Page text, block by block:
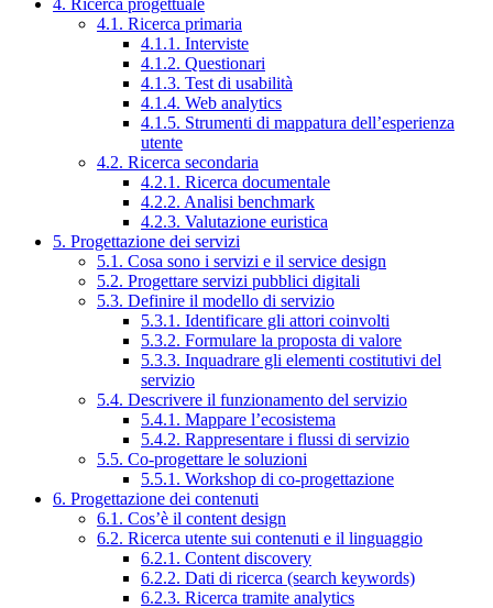
4. Ricerca progettuale
4.1. Ricerca primaria
4.1.1. Interviste
4.1.2. Questionari
4.1.3. Test di usabilità
4.1.4. Web analytics
4.1.5. Strumenti di mappatura dell’esperienza
utente
4.2. Ricerca secondaria
4.2.1. Ricerca documentale
4.2.2. Analisi benchmark
4.2.3. Valutazione euristica
5. Progettazione dei servizi
5.1. Cosa sono i servizi e il service design
5.2. Progettare servizi pubblici digitali
5.3. Definire il modello di servizio
5.3.1. Identificare gli attori coinvolti
5.3.2. Formulare la proposta di valore
5.3.3. Inquadrare gli elementi costitutivi del
servizio
5.4. Descrivere il funzionamento del servizio
5.4.1. Mappare l’ecosistema
5.4.2. Rappresentare i flussi di servizio
5.5. Co-progettare le soluzioni
5.5.1. Workshop di co-progettazione
6. Progettazione dei contenuti
6.1. Cos’è il content design
6.2. Ricerca utente sui contenuti e il linguaggio
6.2.1. Content discovery
6.2.2. Dati di ricerca (search keywords)
6.2.3. Ricerca tramite analytics